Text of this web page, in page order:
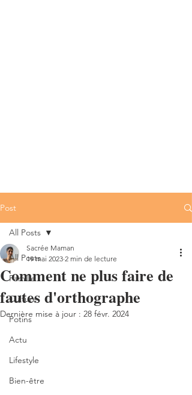
Post
All Posts
Famille
Culture
Potins
Actu
Lifestyle
Bien-être
All Posts
Comment ne plus faire de
fautes d'orthographe
Sacrée Maman
19 mai 2023 2 min de lecture
Dernière mise à jour : 28 févr. 2024